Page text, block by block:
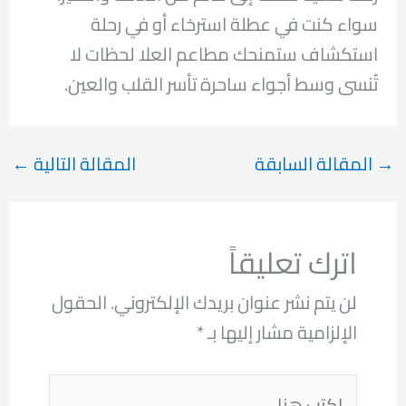
سواء كنت في عطلة استرخاء أو في رحلة
استكشاف ستمنحك مطاعم العلا لحظات لا
تُنسى وسط أجواء ساحرة تأسر القلب والعين.
→ المقالة السابقة المقالة التالية ←
اترك تعليقاً
لن يتم نشر عنوان بريدك الإلكتروني.الحقول
الإلزامية مشار إليها بـ*
اكتب